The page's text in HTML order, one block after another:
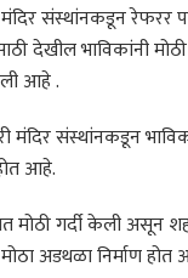
मंदिर संस्थांनकडून
देखील भाविकांनी
आहे .
मंदिर संस्थांनकडून
आहे.
मोठी गर्दी केली
अडथळा निर्माण होत